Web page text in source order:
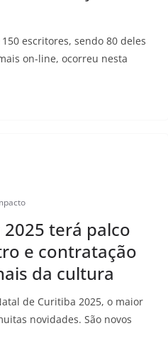
escritores, sendo 80 deles
on-line, ocorreu nesta
terá palco
e contratação
da cultura
de Curitiba 2025, o maior
novidades. São novos